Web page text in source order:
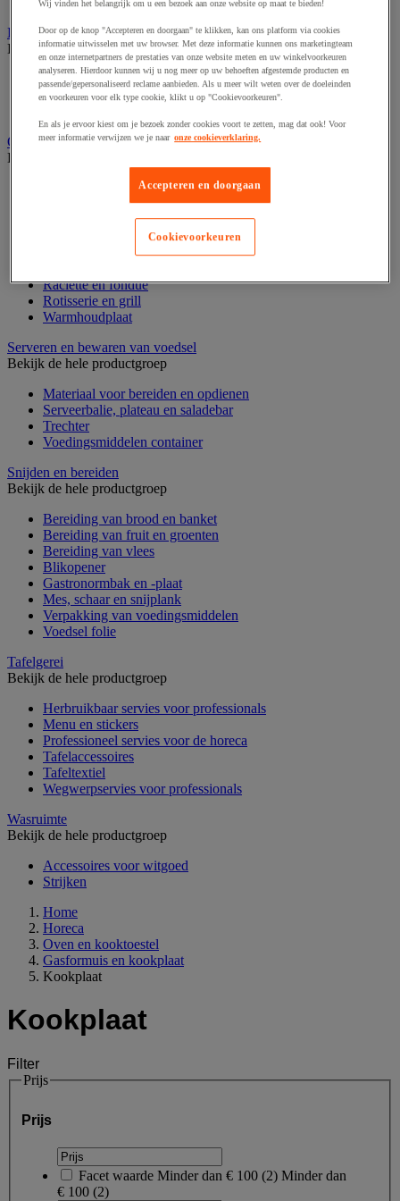
Koelapparatuur
Bekijk de hele productgroep
Koelkast en diepvries
Vitrine en koelapparatuur
Oven en kooktoestel
Bekijk de hele productgroep
Afzuigkap en filter
Barbecue en toebehoren
Eier- en pastakoker
Gasformuis en kookplaat
Raclette en fondue
Rotisserie en grill
Warmhoudplaat
Serveren en bewaren van voedsel
Bekijk de hele productgroep
Materiaal voor bereiden en opdienen
Serveerbalie, plateau en saladebar
Trechter
Voedingsmiddelen container
Snijden en bereiden
Bekijk de hele productgroep
Bereiding van brood en banket
Bereiding van fruit en groenten
Bereiding van vlees
Blikopener
Gastronormbak en -plaat
Mes, schaar en snijplank
Verpakking van voedingsmiddelen
Voedsel folie
Tafelgerei
Bekijk de hele productgroep
Herbruikbaar servies voor professionals
Menu en stickers
Professioneel servies voor de horeca
Tafelaccessoires
Tafeltextiel
Wegwerpservies voor professionals
Wasruimte
Bekijk de hele productgroep
Accessoires voor witgoed
Strijken
Home
Horeca
Oven en kooktoestel
Gasformuis en kookplaat
Kookplaat
Kookplaat
Filter
Prijs
Prijs
Facet waarde Minder dan € 100 (2) Minder dan
€ 100 (2)
Wij vinden het belangrijk om u een bezoek aan onze website op maat te bieden!
Door op de knop "Accepteren en doorgaan" te klikken, kan ons platform via cookies
informatie uitwisselen met uw browser. Met deze informatie kunnen ons marketingteam
en onze internetpartners de prestaties van onze website meten en uw winkelvoorkeuren
analyseren. Hierdoor kunnen wij u nog meer op uw behoeften afgestemde producten en
passende/gepersonaliseerd reclame aanbieden. Als u meer wilt weten over de doeleinden
en voorkeuren voor elk type cookie, klikt u op "Cookievoorkeuren".
En als je ervoor kiest om je bezoek zonder cookies voort te zetten, mag dat ook! Voor
meer informatie verwijzen we je naar onze cookieverklaring.
Accepteren en doorgaan
Cookievoorkeuren